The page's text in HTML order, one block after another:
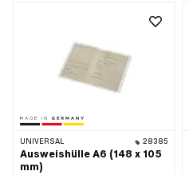
UNIVERSAL 28385
Ausweishülle A6 (148 x 105
mm)